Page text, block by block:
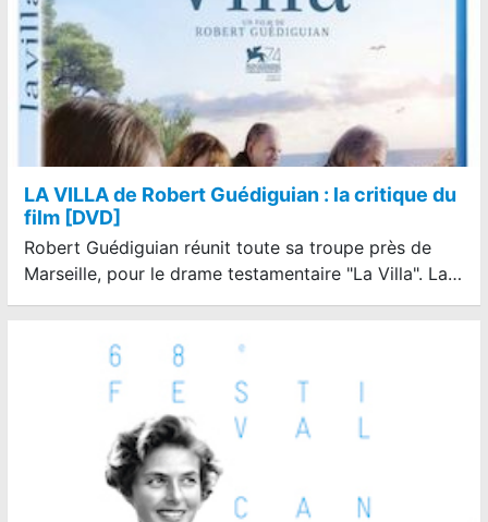
LA VILLA de Robert Guédiguian : la critique du
film [DVD]
Robert Guédiguian réunit toute sa troupe près de
Marseille, pour le drame testamentaire "La Villa". La…